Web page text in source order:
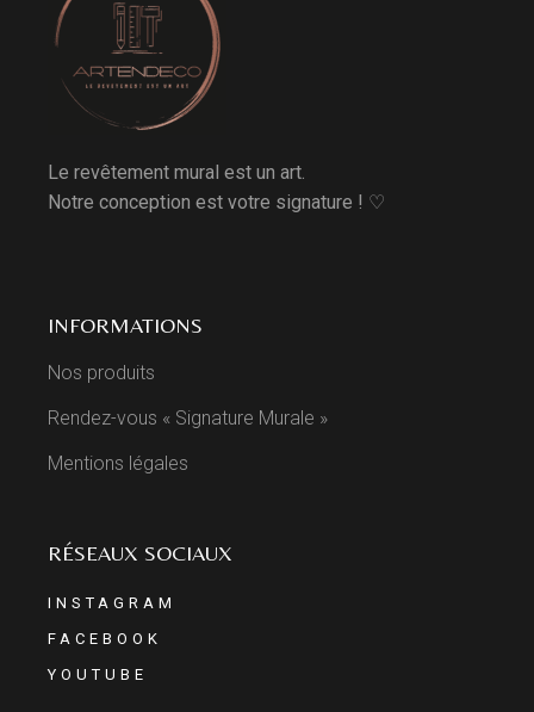
Le revêtement mural est un art.
Notre conception est votre signature ! ♡
INFORMATIONS
Nos produits
Rendez-vous « Signature Murale »
Mentions légales
RÉSEAUX SOCIAUX
INSTAGRAM
FACEBOOK
YOUTUBE